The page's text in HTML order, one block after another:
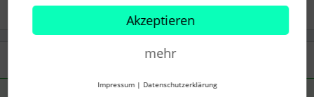
Akzeptieren
mehr
Impressum | Datenschutzerklärung